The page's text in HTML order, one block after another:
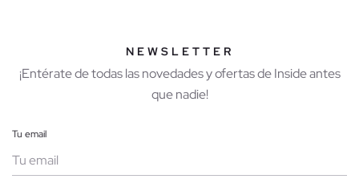
NEWSLETTER
¡Entérate de todas las novedades y ofertas de Inside antes
que nadie!
Tu email